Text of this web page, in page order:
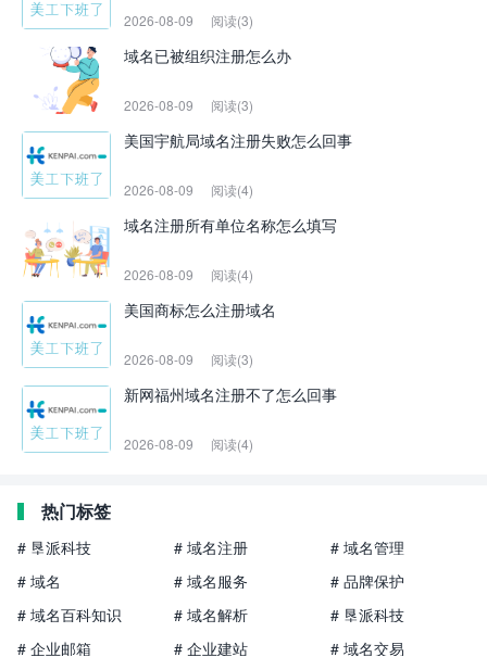
2026-08-09 阅读(3)
域名已被组织注册怎么办
2026-08-09 阅读(3)
美国宇航局域名注册失败怎么回事
2026-08-09 阅读(4)
域名注册所有单位名称怎么填写
2026-08-09 阅读(4)
美国商标怎么注册域名
2026-08-09 阅读(3)
新网福州域名注册不了怎么回事
2026-08-09 阅读(4)
热门标签
# 垦派科技 # 域名注册
# 域名管理
# 域名
# 域名服务
# 品牌保护
# 域名百科知识
# 域名解析
# 垦派科技
# 企业邮箱
# 企业建站
# 域名交易